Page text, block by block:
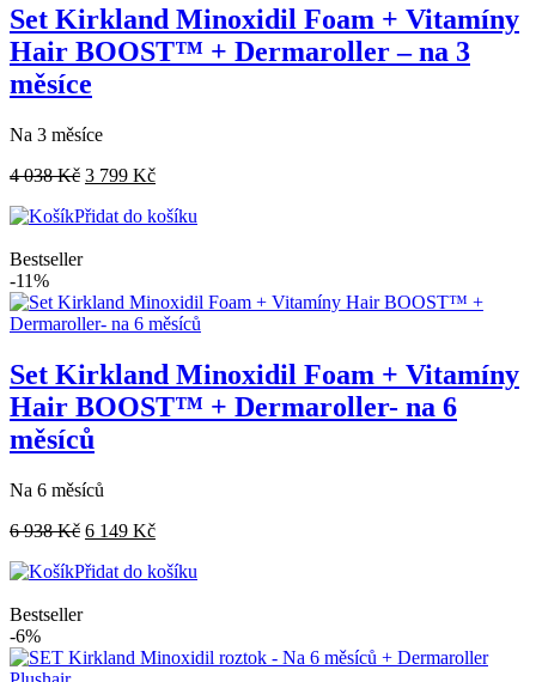
Set Kirkland Minoxidil Foam + Vitamíny
Hair BOOST™ + Dermaroller – na 3
měsíce
Na 3 měsíce
4 038Kč 3 799 Kč
Přidat do košíku
Bestseller
-11%
Set Kirkland Minoxidil Foam + Vitamíny
Hair BOOST™ + Dermaroller- na 6
měsíců
Na 6 měsíců
6 938Kč 6 149 Kč
Přidat do košíku
Bestseller
-6%